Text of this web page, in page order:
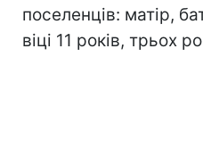
поселенців: матір,
віці 11 років, трьох